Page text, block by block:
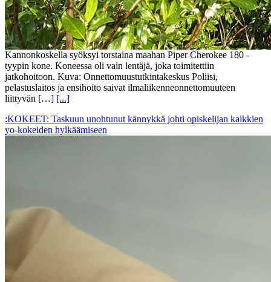
Kannonkoskella syöksyi torstaina maahan Piper Cherokee 180 -
tyypin kone. Koneessa oli vain lentäjä, joka toimitettiin
jatkohoitoon. Kuva: Onnettomuustutkintakeskus Poliisi,
pelastuslaitos ja ensihoito saivat ilmaliikenneonnettomuuteen
liittyvän […] [...]
:KOKEET: Taskuun unohtunut kännykkä johti opiskelijan kaikkien
yo-kokeiden hylkäämiseen